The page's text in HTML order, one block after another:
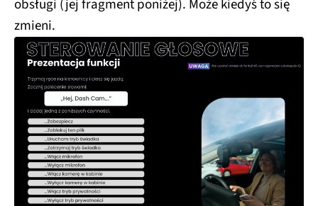
obsługi (jej fragment poniżej). Może kiedyś to się
zmieni.